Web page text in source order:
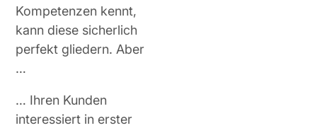
Kompetenzen kennt,
kann diese sicherlich
perfekt gliedern. Aber
…
… Ihren Kunden
interessiert in erster